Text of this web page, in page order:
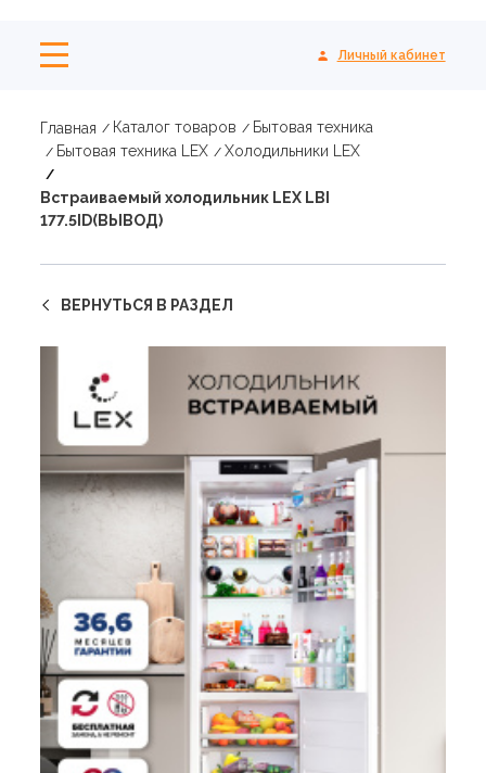
Личный кабинет
Главная Каталог товаров
Бытовая техника
Бытовая техника LEX
Холодильники LEX
Встраиваемый холодильник LEX LBI
177.5ID(ВЫВОД)
ВЕРНУТЬСЯ В РАЗДЕЛ